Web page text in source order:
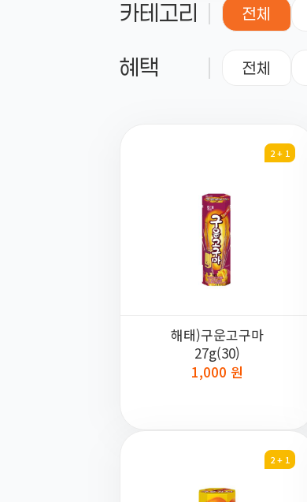
카테고리 전체
혜택 전체
2 + 1
해태)구운고구마
27g(30)
1,000 원
2 + 1